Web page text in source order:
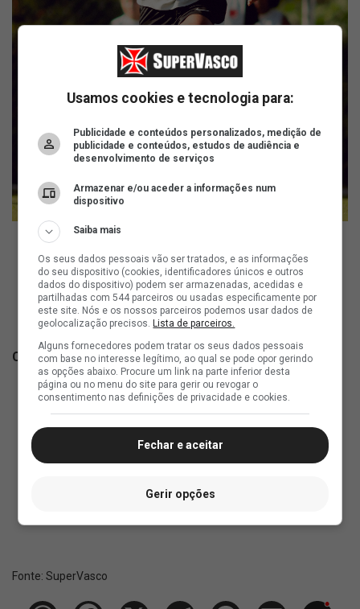
ad
Confira os detalhes da partida:
Partida: Vasco x São Paulo
Data: Terça-feira, 21 de julho de 2026
Local: A definir
Fonte: SuperVasco‎‎‎‎‎‎
Usamos cookies e tecnologia para:
Publicidade e conteúdos personalizados, medição de
publicidade e conteúdos, estudos de audiência e
desenvolvimento de serviços
Armazenar e/ou aceder a informações num
dispositivo
Saiba mais
Os seus dados pessoais vão ser tratados, e as informações
do seu dispositivo (cookies, identificadores únicos e outros
dados do dispositivo) podem ser armazenadas, acedidas e
partilhadas com 544 parceiros ou usadas especificamente por
este site. Nós e os nossos parceiros podemos usar dados de
geolocalização precisos. Lista de parceiros.
Alguns fornecedores podem tratar os seus dados pessoais
com base no interesse legítimo, ao qual se pode opor gerindo
as opções abaixo. Procure um link na parte inferior desta
página ou no menu do site para gerir ou revogar o
consentimento nas definições de privacidade e cookies.
Fechar e aceitar
Gerir opções